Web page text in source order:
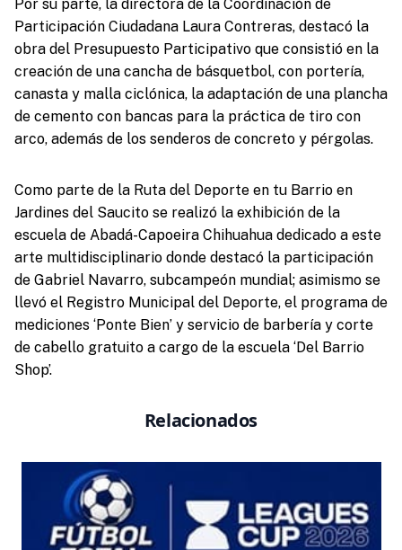
Por su parte, la directora de la Coordinación de
Participación Ciudadana Laura Contreras, destacó la
obra del Presupuesto Participativo que consistió en la
creación de una cancha de básquetbol, con portería,
canasta y malla ciclónica, la adaptación de una plancha
de cemento con bancas para la práctica de tiro con
arco, además de los senderos de concreto y pérgolas.
Como parte de la Ruta del Deporte en tu Barrio en
Jardines del Saucito se realizó la exhibición de la
escuela de Abadá-Capoeira Chihuahua dedicado a este
arte multidisciplinario donde destacó la participación
de Gabriel Navarro, subcampeón mundial; asimismo se
llevó el Registro Municipal del Deporte, el programa de
mediciones ‘Ponte Bien’ y servicio de barbería y corte
de cabello gratuito a cargo de la escuela ‘Del Barrio
Shop’.
Relacionados